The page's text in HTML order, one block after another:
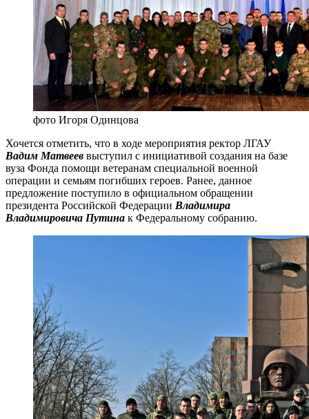
фото Игоря Одинцова
Хочется отметить, что в ходе мероприятия ректор ЛГАУ
Вадим Матвеев выступил с инициативой создания на базе
вуза Фонда помощи ветеранам специальной военной
операции и семьям погибших героев. Ранее, данное
предложение поступило в официальном обращении
президента Российской Федерации Владимира
Владимировича Путина к Федеральному собранию.